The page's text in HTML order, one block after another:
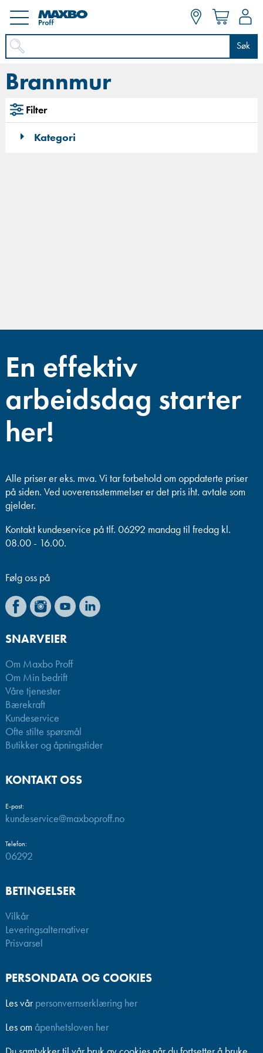
Søk
Brannmur
Filter
Kategori
En effektiv
arbeidsdag starter
her!
Alle priser er eks. mva. Vi tar forbehold om oppdaterte priser
på siden. Ved uoverensstemmelser er det pris iht. avtale som
gjelder.
Kontakt kundeservice på tlf. 06292 mandag til fredag kl.
08.00 - 16.00.
Følg oss på
SNARVEIER
Om Maxbo Proff
Om Min bedrift
Våre tjenester
Bærekraft
Kundeservice
Ofte stilte spørsmål
Butikker og åpningstider
KONTAKT OSS
E-post:
kundeservice@maxboproff.no
Telefon:
06292
BETINGELSER
Vilkår
Leveringsalternativer
Prisvarsel
PERSONDATA OG COOKIES
Les vår personvernserklæring her
Les om åpenhetsloven her